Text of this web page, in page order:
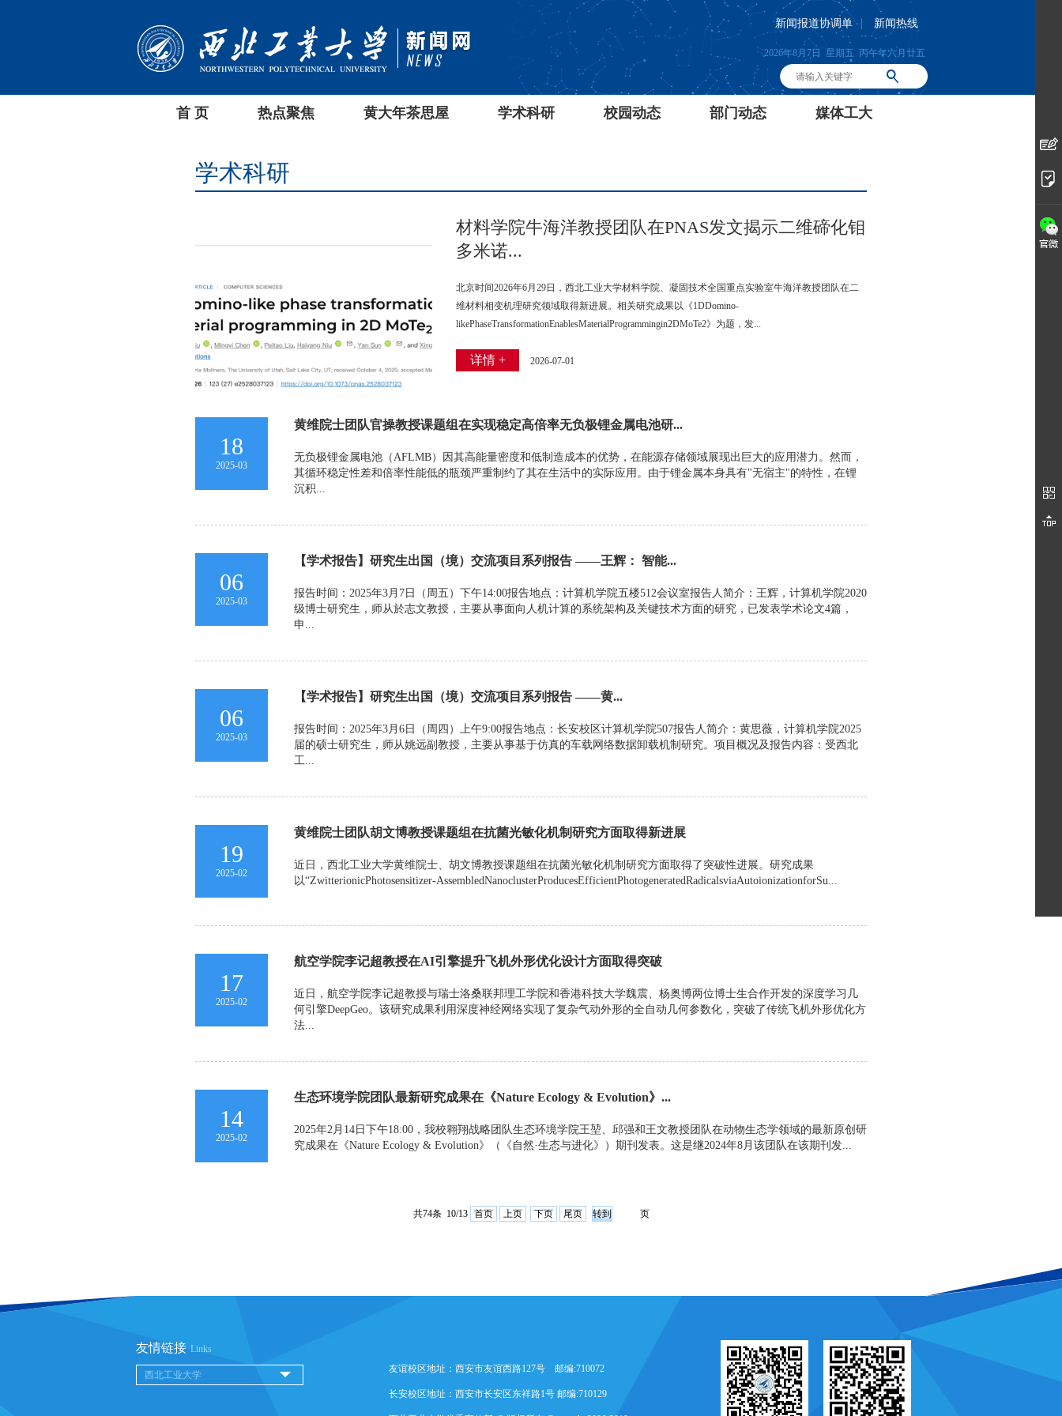
新闻报道协调单 | 新闻热线
2026年8月7日 星期五 丙午年六月廿五
首 页 热点聚焦 黄大年茶思屋 学术科研 校园动态 部门动态 媒体工大
学术科研
材料学院牛海洋教授团队在PNAS发文揭示二维碲化钼
多米诺...
北京时间2026年6月29日，西北工业大学材料学院、凝固技术全国重点实验室牛海洋教授团队在二
维材料相变机理研究领域取得新进展。相关研究成果以《1DDomino-
likePhaseTransformationEnablesMaterialProgrammingin2DMoTe2》为题，发...
详情 + 2026-07-01
18
2025-03
黄维院士团队官操教授课题组在实现稳定高倍率无负极锂金属电池研...
无负极锂金属电池（AFLMB）因其高能量密度和低制造成本的优势，在能源存储领域展现出巨大的应用潜力。然而，
其循环稳定性差和倍率性能低的瓶颈严重制约了其在生活中的实际应用。由于锂金属本身具有"无宿主"的特性，在锂
沉积...
06
2025-03
【学术报告】研究生出国（境）交流项目系列报告 ——王辉： 智能...
报告时间：2025年3月7日（周五）下午14:00报告地点：计算机学院五楼512会议室报告人简介：王辉，计算机学院2020
级博士研究生，师从於志文教授，主要从事面向人机计算的系统架构及关键技术方面的研究，已发表学术论文4篇，
申...
06
2025-03
【学术报告】研究生出国（境）交流项目系列报告 ——黄...
报告时间：2025年3月6日（周四）上午9:00报告地点：长安校区计算机学院507报告人简介：黄思薇，计算机学院2025
届的硕士研究生，师从姚远副教授，主要从事基于仿真的车载网络数据卸载机制研究。项目概况及报告内容：受西北
工...
19
2025-02
黄维院士团队胡文博教授课题组在抗菌光敏化机制研究方面取得新进展
近日，西北工业大学黄维院士、胡文博教授课题组在抗菌光敏化机制研究方面取得了突破性进展。研究成果
以“ZwitterionicPhotosensitizer-AssembledNanoclusterProducesEfficientPhotogeneratedRadicalsviaAutoionizationforSu...
17
2025-02
航空学院李记超教授在AI引擎提升飞机外形优化设计方面取得突破
近日，航空学院李记超教授与瑞士洛桑联邦理工学院和香港科技大学魏震、杨奥博两位博士生合作开发的深度学习几
何引擎DeepGeo。该研究成果利用深度神经网络实现了复杂气动外形的全自动几何参数化，突破了传统飞机外形优化方
法...
14
2025-02
生态环境学院团队最新研究成果在《Nature Ecology & Evolution》...
2025年2月14日下午18:00，我校翱翔战略团队生态环境学院王堃、邱强和王文教授团队在动物生态学领域的最新原创研
究成果在《Nature Ecology & Evolution》（《自然·生态与进化》）期刊发表。这是继2024年8月该团队在该期刊发...
共74条 10/13 首页 上页 下页 尾页 页
友情链接 Links
友谊校区地址：西安市友谊西路127号 邮编:710072
长安校区地址：西安市长安区东祥路1号 邮编:710129